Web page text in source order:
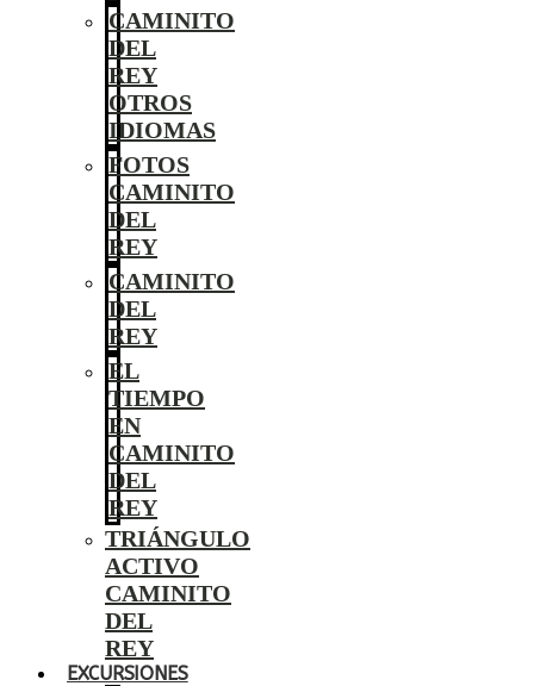
CAMINITO
DEL
REY
OTROS
IDIOMAS
FOTOS
CAMINITO
DEL
REY
CAMINITO
DEL
REY
EL
TIEMPO
EN
CAMINITO
DEL
REY
TRIÁNGULO
ACTIVO
CAMINITO
DEL
REY
EXCURSIONES